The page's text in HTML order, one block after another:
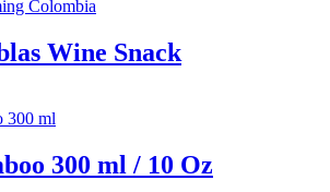
Wine Snack
300 ml / 10 Oz